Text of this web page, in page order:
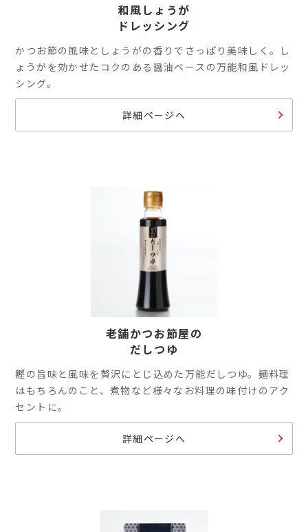
和風しょうが
ドレッシング
かつお節の風味としょうがの香りでさっぱり美味しく。し
ょうがを効かせたコクのある醤油ベースの万能和風ドレッ
シング。
詳細ページへ
老舗かつお節屋の
だしつゆ
鰹の旨味と風味を贅沢にとじ込めた万能だしつゆ。麺料理
はもちろんのこと、煮物など様々なお料理の味付けのアク
セントに。
詳細ページへ